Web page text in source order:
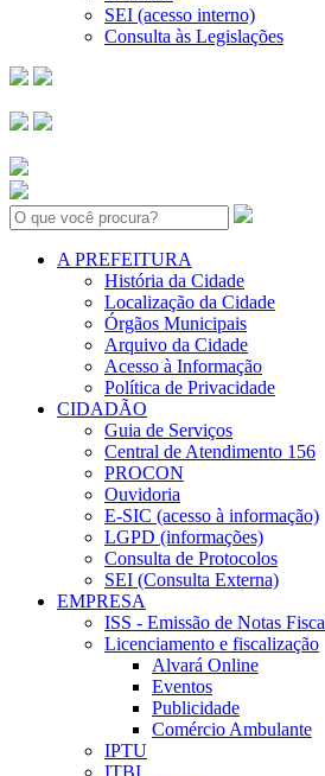
SEI (acesso interno)
Consulta às Legislações
Search:
A PREFEITURA
História da Cidade
Localização da Cidade
Órgãos Municipais
Arquivo da Cidade
Acesso à Informação
Política de Privacidade
CIDADÃO
Guia de Serviços
Central de Atendimento 156
PROCON
Ouvidoria
E-SIC (acesso à informação)
LGPD (informações)
Consulta de Protocolos
SEI (Consulta Externa)
EMPRESA
ISS - Emissão de Notas
Licenciamento e fiscalização
Alvará Online
Eventos
Publicidade
Comércio Ambulante
IPTU